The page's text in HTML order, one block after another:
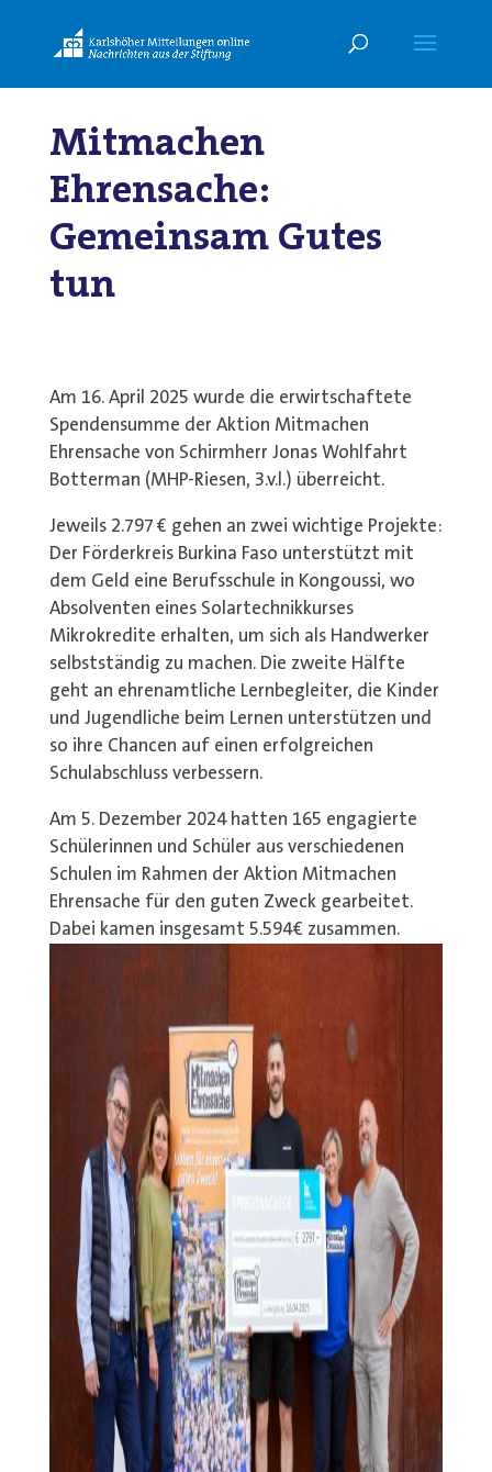
Mitmachen
Ehrensache:
Gemeinsam Gutes
tun
Am 16. April 2025 wurde die erwirtschaftete
Spendensumme der Aktion Mitmachen
Ehrensache von Schirmherr Jonas Wohlfahrt
Botterman (MHP-Riesen, 3.v.l.) überreicht.
Jeweils 2.797 € gehen an zwei wichtige Projekte:
Der Förderkreis Burkina Faso unterstützt mit
dem Geld eine Berufsschule in Kongoussi, wo
Absolventen eines Solartechnikkurses
Mikrokredite erhalten, um sich als Handwerker
selbstständig zu machen. Die zweite Hälfte
geht an ehrenamtliche Lernbegleiter, die Kinder
und Jugendliche beim Lernen unterstützen und
so ihre Chancen auf einen erfolgreichen
Schulabschluss verbessern.
Am 5. Dezember 2024 hatten 165 engagierte
Schülerinnen und Schüler aus verschiedenen
Schulen im Rahmen der Aktion Mitmachen
Ehrensache für den guten Zweck gearbeitet.
Dabei kamen insgesamt 5.594€ zusammen.